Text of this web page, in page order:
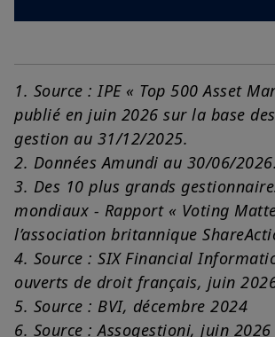
1. Source : IPE « Top 500 Asset
publié en juin 2026 sur la base
gestion au 31/12/2025.
2. Données Amundi au 30/06/2026.
3. Des 10 plus grands
mondiaux - Rapport « Voting
l’association britannique
4. Source : SIX Financial
ouverts de droit français, juin
5. Source : BVI, décembre 2024
6. Source : Assogestioni, juin